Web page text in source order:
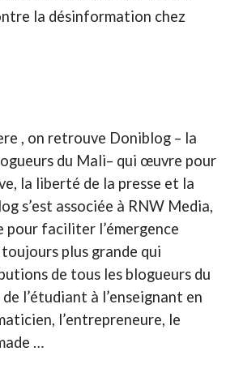
la désinformation chez
, on retrouve Doniblog – la
du Mali– qui œuvre pour
la liberté de la presse et la
s’est associée à RNW Media,
pour faciliter l’émergence
plus grande qui
de tous les blogueurs du
l’étudiant à l’enseignant en
l’entrepreneure, le
…